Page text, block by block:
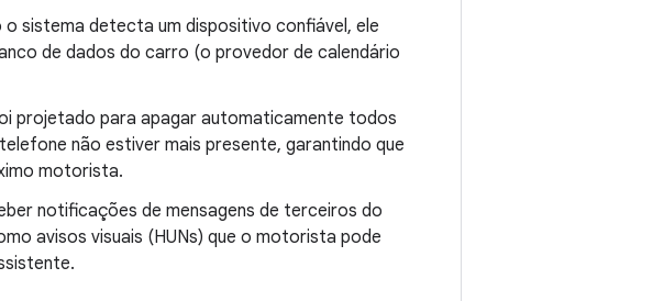
o sistema detecta um dispositivo confiável, ele
de dados do carro (o provedor de calendário
projetado para apagar automaticamente todos
não estiver mais presente, garantindo que
motorista.
notificações de mensagens de terceiros do
avisos visuais (HUNs) que o motorista pode